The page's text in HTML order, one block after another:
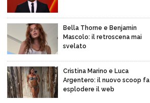
Bella Thorne e Benjamin
Mascolo: il retroscena mai
svelato
Cristina Marino e Luca
Argentero: il nuovo scoop fa
esplodere il web